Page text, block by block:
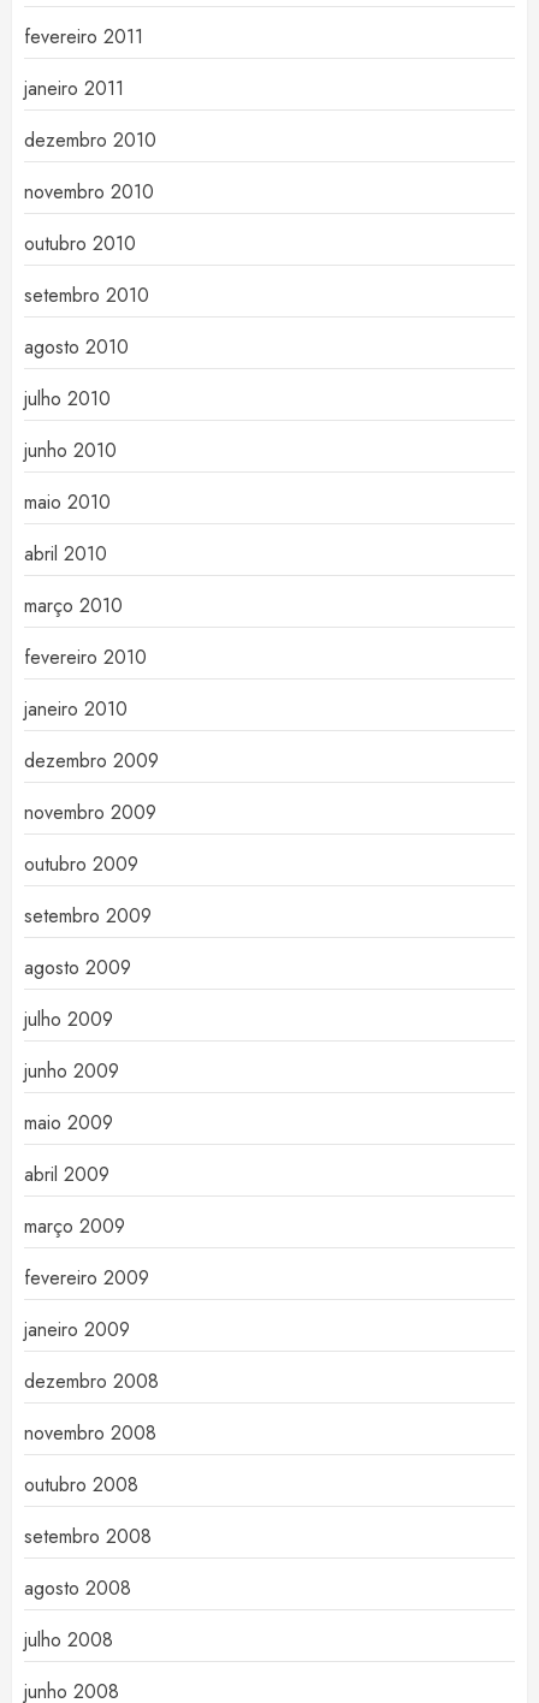
fevereiro 2011
janeiro 2011
dezembro 2010
novembro 2010
outubro 2010
setembro 2010
agosto 2010
julho 2010
junho 2010
maio 2010
abril 2010
março 2010
fevereiro 2010
janeiro 2010
dezembro 2009
novembro 2009
outubro 2009
setembro 2009
agosto 2009
julho 2009
junho 2009
maio 2009
abril 2009
março 2009
fevereiro 2009
janeiro 2009
dezembro 2008
novembro 2008
outubro 2008
setembro 2008
agosto 2008
julho 2008
junho 2008